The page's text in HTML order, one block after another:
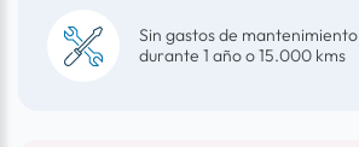
Sin gastos de mantenimiento
durante 1 año o 15.000 kms